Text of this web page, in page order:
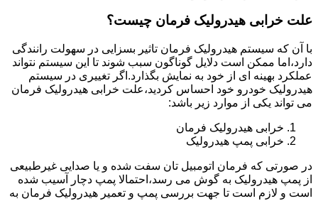
علت خرابی هیدرولیک فرمان چیست؟
با آن که سیستم هیدرولیک فرمان تاثیر بسزایی در سهولت رانندگی
دارد،اما ممکن است دلایل گوناگون سبب شوند تا این سیستم نتواند
عملکرد بهینه ای از خود به نمایش بگذارد.اگر تغییری در سیستم
هیدرولیک خودرو خود احساس کردید،علت خرابی هیدرولیک فرمان
می تواند یکی از موارد زیر باشد:
خرابی هیدرولیک فرمان
خرابی پمپ هیدرولیک
در صورتی که فرمان اتومبیل تان سفت شده و یا صدایی غیرطبیعی
از پمپ هیدرولیک به گوش می رسد،احتمالا پمپ دچار آسیب شده
است و لازم است تا جهت بررسی پمپ و تعمیر هیدرولیک فرمان به